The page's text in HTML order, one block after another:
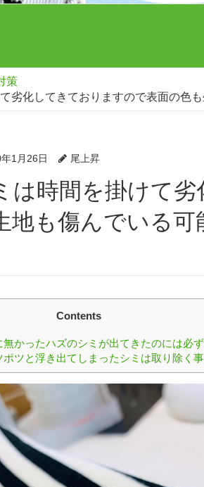
策
劣化してきておりますので表面の色
1月26日 尾上昇
地も傷んでいる可
Contents
かったハズのシミが出てきたのには必
ツと浮き出てしまったシミは取り除く